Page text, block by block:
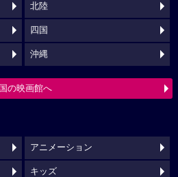
北陸
四国
沖縄
の映画館へ
アニメーション
キッズ